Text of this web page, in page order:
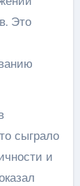
Это
сыграло
и